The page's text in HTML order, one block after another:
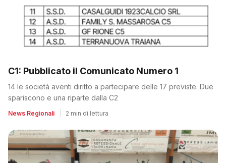
C1: Pubblicato il Comunicato Numero 1
14 le società aventi diritto a partecipare delle 17 previste. Due
spariscono e una riparte dalla C2
News Regionali 2 min di lettura